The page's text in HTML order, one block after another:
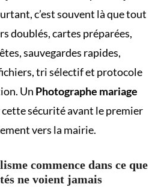
c’est souvent là que tout
doublés, cartes préparées,
sauvegardes rapides,
tri sélectif et protocole
Un Photographe mariage
sécurité avant le premier
vers la mairie.
commence dans ce que
ne voient jamais